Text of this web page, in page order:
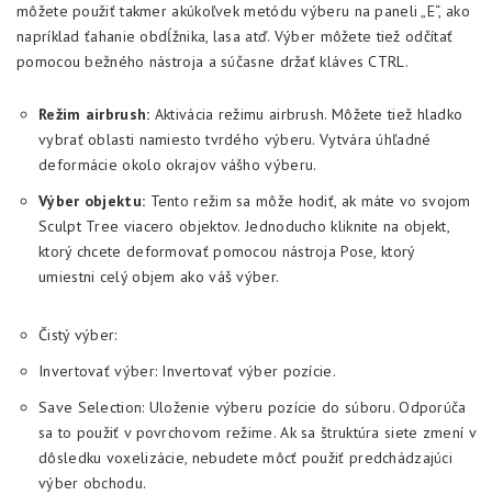
môžete použiť takmer akúkoľvek metódu výberu na paneli „E“, ako
napríklad ťahanie obdĺžnika, lasa atď. Výber môžete tiež odčítať
pomocou bežného nástroja a súčasne držať kláves CTRL.
Režim airbrush: Aktivácia režimu airbrush. Môžete tiež hladko
vybrať oblasti namiesto tvrdého výberu. Vytvára úhľadné
deformácie okolo okrajov vášho výberu.
Výber objektu: Tento režim sa môže hodiť, ak máte vo svojom
Sculpt Tree viacero objektov. Jednoducho kliknite na objekt,
ktorý chcete deformovať pomocou nástroja Pose, ktorý
umiestni celý objem ako váš výber.
Čistý výber:
Invertovať výber: Invertovať výber pozície.
Save Selection: Uloženie výberu pozície do súboru. Odporúča
sa to použiť v povrchovom režime. Ak sa štruktúra siete zmení v
dôsledku voxelizácie, nebudete môcť použiť predchádzajúci
výber obchodu.